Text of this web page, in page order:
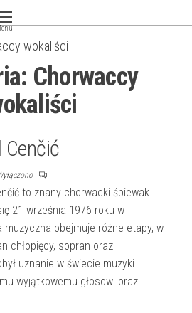
wokaliści
Chorwaccy
Cenčić
to znany chorwacki śpiewak
21 września 1976 roku w
muzyczna obejmuje różne etapy, w
chłopięcy, sopran oraz
uznanie w świecie muzyki
wyjątkowemu głosowi oraz…